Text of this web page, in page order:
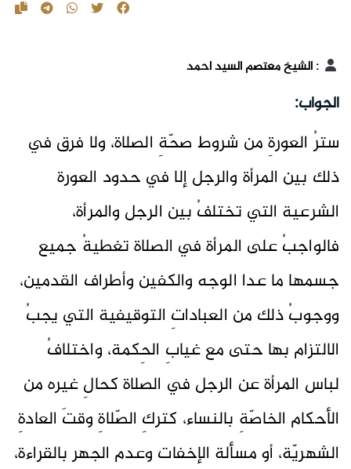
:الشيخ معتصم السيد احمد
الجواب:
سترُ العورةِ من شروط صحّةِ الصلاة، ولا فرق في
ذلك بين المرأة والرجل إلا في حدود العورة
الشرعية التي تختلفُ بين الرجل والمرأة،
فالواجبُ على المرأة في الصلاة تغطيةُ جميع
جسمها ما عدا الوجه والكفين وأطراف القدمين،
ووجوبُ ذلك من العباداتِ التوقيفية التي يجبُ
الالتزام بها حتى مع غيابِ الحِكمة، واختلافُ
لباس المرأة عن الرجل في الصلاة كحالِ غيره من
الأحكام الخاصّةِ بالنساء، كتركِ الصّلاةِ وقتَ العادةِ
الشهريّة، أو مسألة الإخفات وعدم الجهر بالقراءة،